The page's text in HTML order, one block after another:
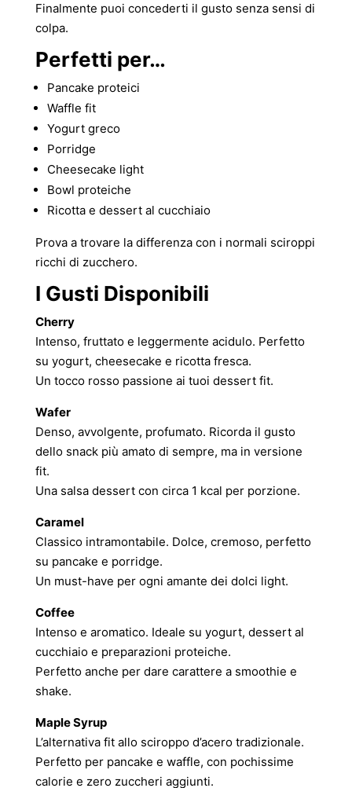
Finalmente puoi concederti il gusto senza sensi di
colpa.
Perfetti per…
Pancake proteici
Waffle fit
Yogurt greco
Porridge
Cheesecake light
Bowl proteiche
Ricotta e dessert al cucchiaio
Prova a trovare la differenza con i normali sciroppi
ricchi di zucchero.
I Gusti Disponibili
Cherry
Intenso, fruttato e leggermente acidulo. Perfetto
su yogurt, cheesecake e ricotta fresca.
Un tocco rosso passione ai tuoi dessert fit.
Wafer
Denso, avvolgente, profumato. Ricorda il gusto
dello snack più amato di sempre, ma in versione
fit.
Una salsa dessert con circa 1 kcal per porzione.
Caramel
Classico intramontabile. Dolce, cremoso, perfetto
su pancake e porridge.
Un must-have per ogni amante dei dolci light.
Coffee
Intenso e aromatico. Ideale su yogurt, dessert al
cucchiaio e preparazioni proteiche.
Perfetto anche per dare carattere a smoothie e
shake.
Maple Syrup
L’alternativa fit allo sciroppo d’acero tradizionale.
Perfetto per pancake e waffle, con pochissime
calorie e zero zuccheri aggiunti.